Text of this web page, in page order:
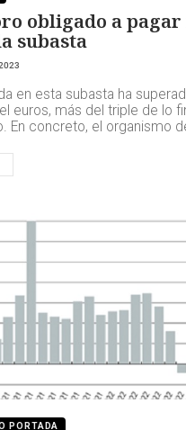
obligado a pagar
subasta
en esta subasta ha
euros, más del triple de lo
En concreto, el organismo
PORTADA